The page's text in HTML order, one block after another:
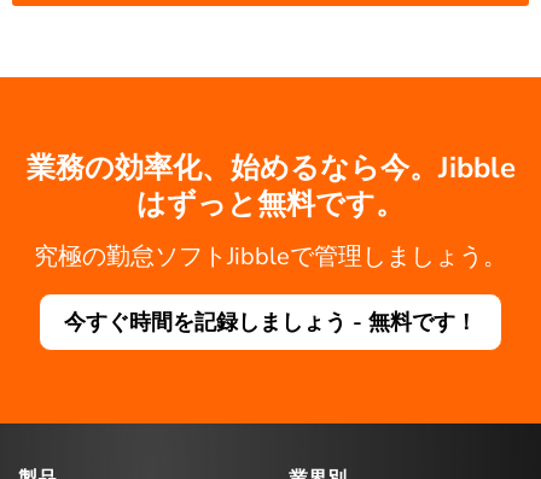
業務の効率化、始めるなら今。Jibble
はずっと無料です。
究極の勤怠ソフトJibbleで管理しましょう。
今すぐ時間を記録しましょう - 無料です！